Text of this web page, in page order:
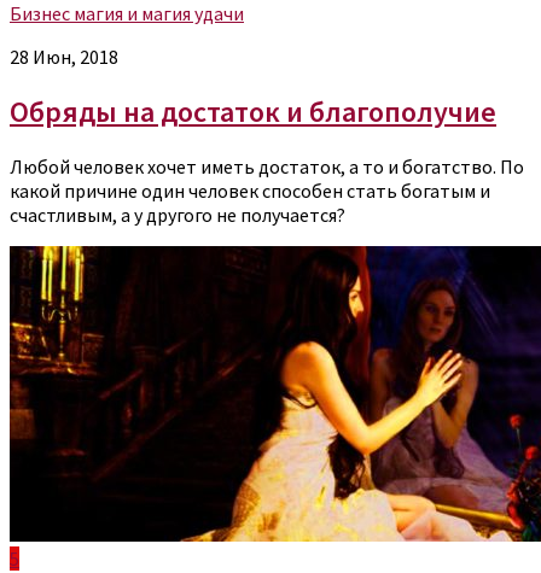
Бизнес магия и магия удачи
28 Июн, 2018
Обряды на достаток и благополучие
Любой человек хочет иметь достаток, а то и богатство. По
какой причине один человек способен стать богатым и
счастливым, а у другого не получается?
5